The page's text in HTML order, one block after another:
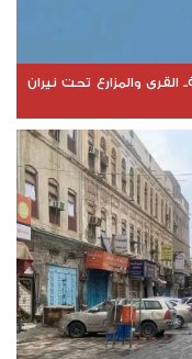
والمزارع تحت نيران